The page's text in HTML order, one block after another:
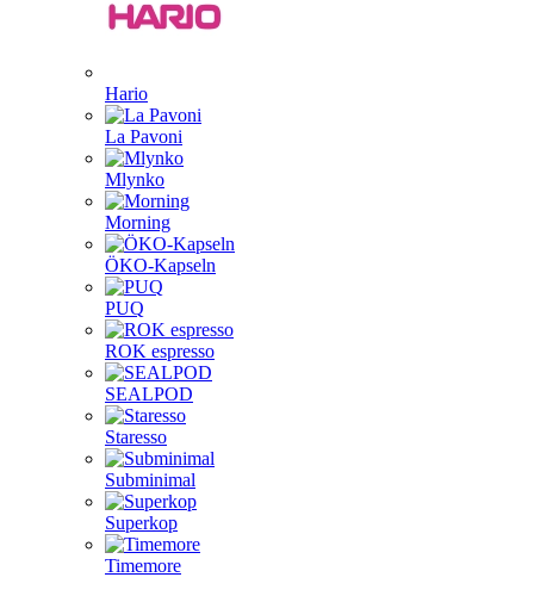
Hario
La Pavoni
Mlynko
Morning
ÖKO-Kapseln
PUQ
ROK espresso
SEALPOD
Staresso
Subminimal
Superkop
Timemore